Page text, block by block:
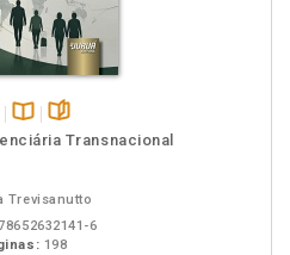
Disponível
páginas
Transnacional
Trevisanutto
6
198